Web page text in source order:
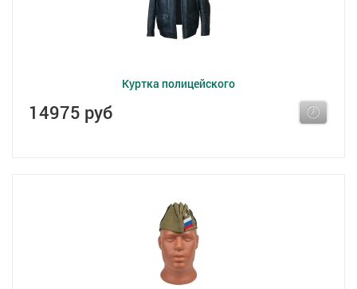
Куртка полицейского
14975 руб